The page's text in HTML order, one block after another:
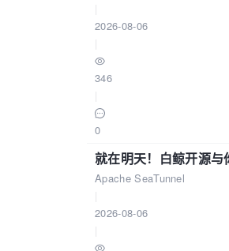
2026-08-06
346
0
就在明天！白鲸开源
Apache SeaTunnel
2026-08-06